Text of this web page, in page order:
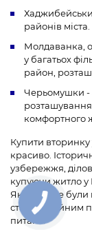
районів міста.
Молдаванка,
у багатьох
район,
Черьомушки -
комфортного
Купити
красиво.
узбережжя,
купуючи житло у
Якими б не були
стане надійним
питань: